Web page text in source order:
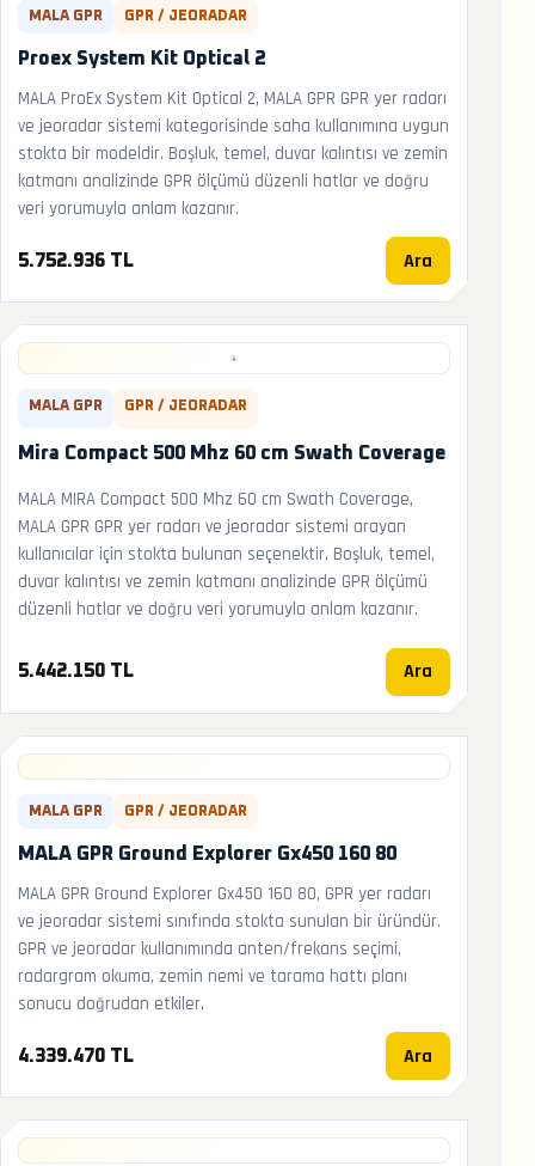
MALA GPR GPR / JEORADAR
Proex System Kit Optical 2
MALA ProEx System Kit Optical 2, MALA GPR GPR yer radarı
ve jeoradar sistemi kategorisinde saha kullanımına uygun
stokta bir modeldir. Boşluk, temel, duvar kalıntısı ve zemin
katmanı analizinde GPR ölçümü düzenli hatlar ve doğru
veri yorumuyla anlam kazanır.
5.752.936 TL Ara
MALA GPR GPR / JEORADAR
Mira Compact 500 Mhz 60 cm Swath Coverage
MALA MIRA Compact 500 Mhz 60 cm Swath Coverage,
MALA GPR GPR yer radarı ve jeoradar sistemi arayan
kullanıcılar için stokta bulunan seçenektir. Boşluk, temel,
duvar kalıntısı ve zemin katmanı analizinde GPR ölçümü
düzenli hatlar ve doğru veri yorumuyla anlam kazanır.
5.442.150 TL Ara
MALA GPR GPR / JEORADAR
MALA GPR Ground Explorer Gx450 160 80
MALA GPR Ground Explorer Gx450 160 80, GPR yer radarı
ve jeoradar sistemi sınıfında stokta sunulan bir üründür.
GPR ve jeoradar kullanımında anten/frekans seçimi,
radargram okuma, zemin nemi ve tarama hattı planı
sonucu doğrudan etkiler.
4.339.470 TL Ara